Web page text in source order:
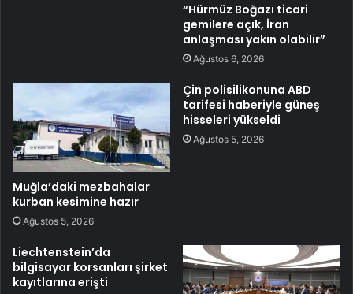
“Hürmüz Boğazı ticari
gemilere açık, İran
anlaşması yakın olabilir”
Ağustos 6, 2026
Muğla’daki mezbahalar
kurban kesimine hazır
Ağustos 5, 2026
Çin polisilikonuna ABD
tarifesi haberiyle güneş
hisseleri yükseldi
Ağustos 5, 2026
Liechtenstein’da
bilgisayar korsanları şirket
kayıtlarına erişti